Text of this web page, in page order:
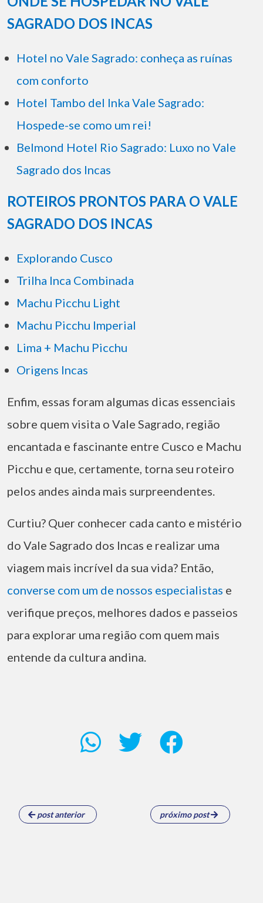
SAGRADO DOS INCAS
Hotel no Vale Sagrado: conheça as ruínas
com conforto
Hotel Tambo del Inka Vale Sagrado:
Hospede-se como um rei!
Belmond Hotel Rio Sagrado: Luxo no Vale
Sagrado dos Incas
ROTEIROS PRONTOS PARA O VALE
SAGRADO DOS INCAS
Explorando Cusco
Trilha Inca Combinada
Machu Picchu Light
Machu Picchu Imperial
Lima + Machu Picchu
Origens Incas
Enfim, essas foram algumas dicas essenciais
sobre quem visita o Vale Sagrado, região
encantada e fascinante entre Cusco e Machu
Picchu e que, certamente, torna seu roteiro
pelos andes ainda mais surpreendentes.
Curtiu? Quer conhecer cada canto e mistério
do Vale Sagrado dos Incas e realizar uma
viagem mais incrível da sua vida? Então,
converse com um de nossos especialistas e
verifique preços, melhores dados e passeios
para explorar uma região com quem mais
entende da cultura andina.
post anterior próximo post